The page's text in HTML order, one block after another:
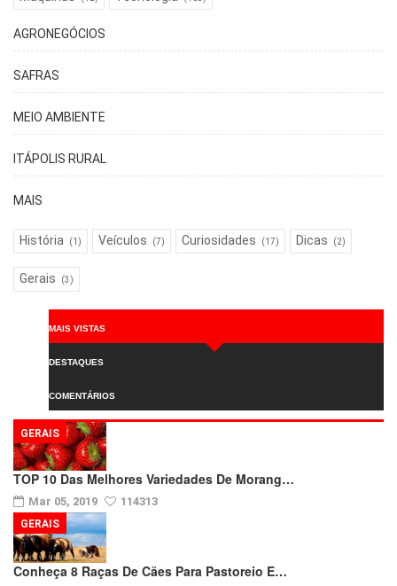
AGRONEGÓCIOS
SAFRAS
MEIO AMBIENTE
ITÁPOLIS RURAL
MAIS
História (1) Veículos (7) Curiosidades (17) Dicas (2)
Gerais (3)
MAIS VISTAS
DESTAQUES
COMENTÁRIOS
TOP 10 Das Melhores Variedades De Morang…
Mar 05, 2019 114313
GERAIS
Conheça 8 Raças De Cães Para Pastoreio E…
GERAIS